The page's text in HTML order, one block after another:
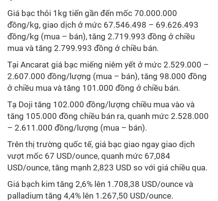
Giá bạc thỏi 1kg tiến gần đến mốc 70.000.000
đồng/kg, giao dịch ở mức 67.546.498 – 69.626.493
đồng/kg (mua – bán), tăng 2.719.993 đồng ở chiều
mua và tăng 2.799.993 đồng ở chiều bán.
Tại Ancarat giá bạc miếng niêm yết ở mức 2.529.000 –
2.607.000 đồng/lượng (mua – bán), tăng 98.000 đồng
ở chiều mua và tăng 101.000 đồng ở chiều bán.
Tạ Doji tăng 102.000 đồng/lượng chiều mua vào và
tăng 105.000 đồng chiều bán ra, quanh mức 2.528.000
– 2.611.000 đồng/lượng (mua – bán).
Trên thị trường quốc tế, giá bạc giao ngay giao dịch
vượt mốc 67 USD/ounce, quanh mức 67,084
USD/ounce, tăng mạnh 2,823 USD so với giá chiều qua.
Giá bạch kim tăng 2,6% lên 1.708,38 USD/ounce và
palladium tăng 4,4% lên 1.267,50 USD/ounce.